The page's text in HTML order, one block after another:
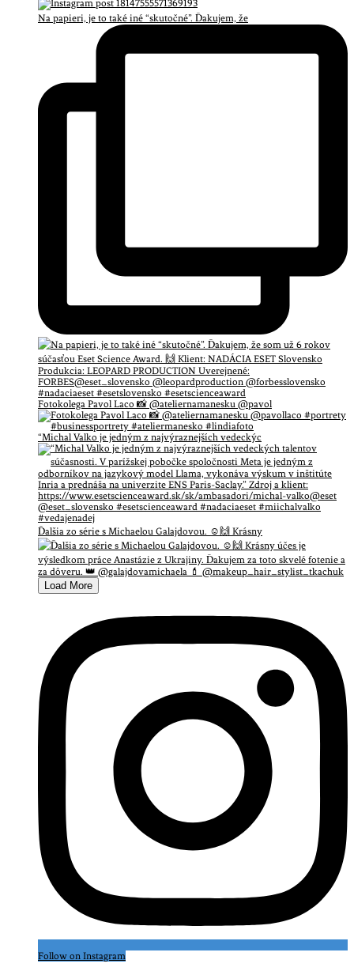
Na papieri, je to také iné “skutočné”. Ďakujem, že
Fotokolega Pavol Laco 📸 @ateliernamanesku @pavol
“Michal Valko je jedným z najvýraznejších vedeckýc
Ďalšia zo série s Michaelou Galajdovou. ☺️🙌 Krásny
Load More
Follow on Instagram